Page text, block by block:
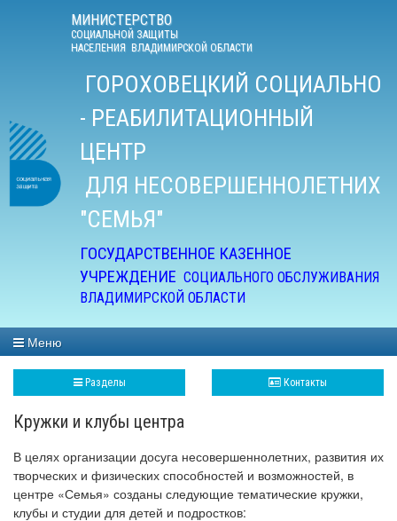
МИНИСТЕРСТВО
СОЦИАЛЬНОЙ ЗАЩИТЫ
НАСЕЛЕНИЯ ВЛАДИМИРСКОЙ ОБЛАСТИ
ГОРОХОВЕЦКИЙ СОЦИАЛЬНО
- РЕАБИЛИТАЦИОННЫЙ
ЦЕНТР
ДЛЯ НЕСОВЕРШЕННОЛЕТНИХ
"СЕМЬЯ"
ГОСУДАРСТВЕННОЕ КАЗЕННОЕ
УЧРЕЖДЕНИЕ СОЦИАЛЬНОГО ОБСЛУЖИВАНИЯ
ВЛАДИМИРСКОЙ ОБЛАСТИ
Меню
Разделы Контакты
Кружки и клубы центра
В целях организации досуга несовершеннолетних, развития их
творческих и физических способностей и возможностей, в
центре «Семья» созданы следующие тематические кружки,
клубы и студии для детей и подростков: